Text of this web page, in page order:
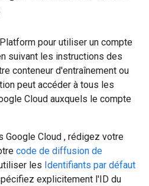
pour utiliser un compte
suivant les instructions des
conteneur d'entraînement ou
peut accéder à tous les
Cloud auxquels le compte
Google Cloud , rédigez votre
code de diffusion de
les Identifiants par défaut
explicitement l'ID du